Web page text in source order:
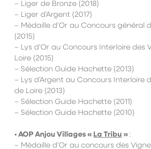
– Liger de Bronze (2018)
– Liger d’Argent (2017)
– Médaille d’Or au Concours général
(2015)
– Lys d’Or au Concours Interloire des
Loire (2015)
– Sélection Guide Hachette (2013)
– Lys d’Argent au Concours Interloire
de Loire (2013)
– Sélection Guide Hachette (2011)
– Sélection Guide Hachette (2010)
•AOPAnjou Villages « La Tribu » :
– Médaille d’Or au concours des